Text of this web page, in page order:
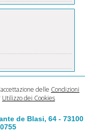
delle Condizioni
Utilizzo dei Cookies
de Blasi, 64 - 73100